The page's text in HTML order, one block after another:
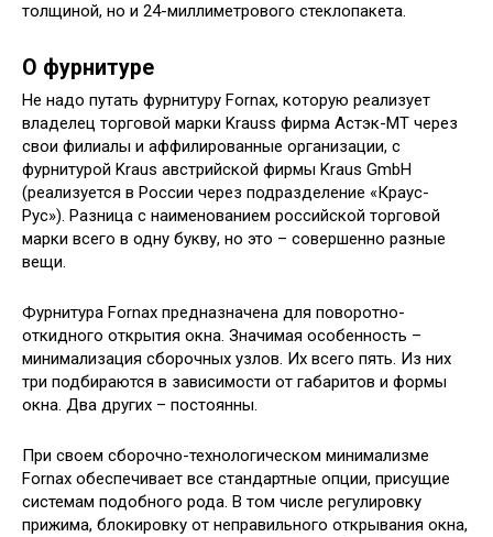
толщиной, но и 24-миллиметрового стеклопакета.
О фурнитуре
Не надо путать фурнитуру Fornax, которую реализует
владелец торговой марки Krauss фирма Астэк-МТ через
свои филиалы и аффилированные организации, с
фурнитурой Kraus австрийской фирмы Kraus GmbH
(реализуется в России через подразделение «Краус-
Рус»). Разница с наименованием российской торговой
марки всего в одну букву, но это – совершенно разные
вещи.
Фурнитура Fornax предназначена для поворотно-
откидного открытия окна. Значимая особенность –
минимализация сборочных узлов. Их всего пять. Из них
три подбираются в зависимости от габаритов и формы
окна. Два других – постоянны.
При своем сборочно-технологическом минимализме
Fornax обеспечивает все стандартные опции, присущие
системам подобного рода. В том числе регулировку
прижима, блокировку от неправильного открывания окна,